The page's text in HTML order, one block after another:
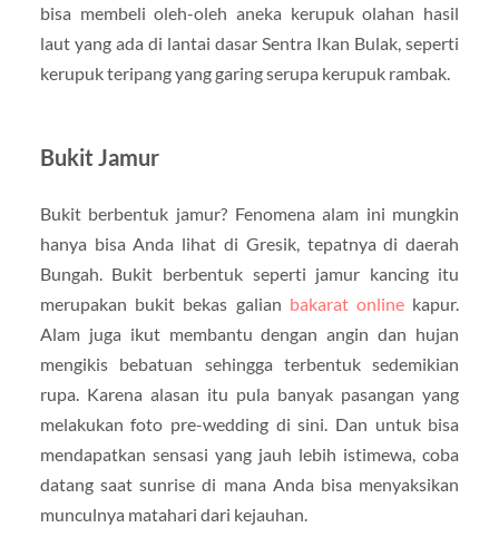
bisa membeli oleh-oleh aneka kerupuk olahan hasil
laut yang ada di lantai dasar Sentra Ikan Bulak, seperti
kerupuk teripang yang garing serupa kerupuk rambak.
Bukit Jamur
Bukit berbentuk jamur? Fenomena alam ini mungkin
hanya bisa Anda lihat di Gresik, tepatnya di daerah
Bungah. Bukit berbentuk seperti jamur kancing itu
merupakan bukit bekas galian bakarat onlinekapur.
Alam juga ikut membantu dengan angin dan hujan
mengikis bebatuan sehingga terbentuk sedemikian
rupa. Karena alasan itu pula banyak pasangan yang
melakukan foto pre-wedding di sini. Dan untuk bisa
mendapatkan sensasi yang jauh lebih istimewa, coba
datang saat sunrise di mana Anda bisa menyaksikan
munculnya matahari dari kejauhan.